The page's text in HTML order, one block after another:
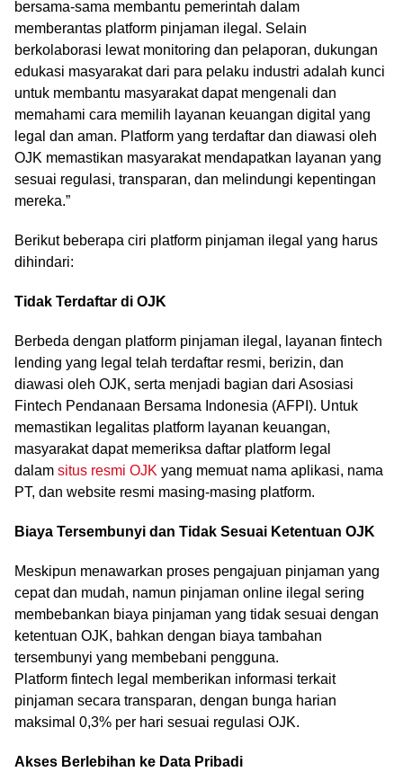
bersama-sama membantu pemerintah dalam
memberantas platform pinjaman ilegal. Selain
berkolaborasi lewat monitoring dan pelaporan, dukungan
edukasi masyarakat dari para pelaku industri adalah kunci
untuk membantu masyarakat dapat mengenali dan
memahami cara memilih layanan keuangan digital yang
legal dan aman. Platform yang terdaftar dan diawasi oleh
OJK memastikan masyarakat mendapatkan layanan yang
sesuai regulasi, transparan, dan melindungi kepentingan
mereka.”
Berikut beberapa ciri platform pinjaman ilegal yang harus
dihindari:
Tidak Terdaftar di OJK
Berbeda dengan platform pinjaman ilegal, layanan fintech
lending yang legal telah terdaftar resmi, berizin, dan
diawasi oleh OJK, serta menjadi bagian dari Asosiasi
Fintech Pendanaan Bersama Indonesia (AFPI). Untuk
memastikan legalitas platform layanan keuangan,
masyarakat dapat memeriksa daftar platform legal
dalam situs resmi OJK yang memuat nama aplikasi, nama
PT, dan website resmi masing-masing platform.
Biaya Tersembunyi dan Tidak Sesuai Ketentuan OJK
Meskipun menawarkan proses pengajuan pinjaman yang
cepat dan mudah, namun pinjaman online ilegal sering
membebankan biaya pinjaman yang tidak sesuai dengan
ketentuan OJK, bahkan dengan biaya tambahan
tersembunyi yang membebani pengguna.
Platform fintech legal memberikan informasi terkait
pinjaman secara transparan, dengan bunga harian
maksimal 0,3% per hari sesuai regulasi OJK.
Akses Berlebihan ke Data Pribadi